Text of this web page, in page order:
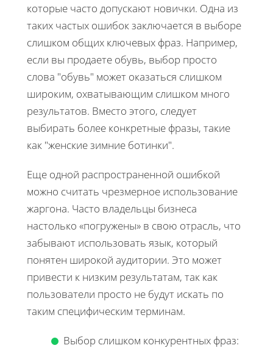
которые часто допускают новички. Одна из
таких частых ошибок заключается в выборе
слишком общих ключевых фраз. Например,
если вы продаете обувь, выбор просто
слова "обувь" может оказаться слишком
широким, охватывающим слишком много
результатов. Вместо этого, следует
выбирать более конкретные фразы, такие
как "женские зимние ботинки".
Еще одной распространенной ошибкой
можно считать чрезмерное использование
жаргона. Часто владельцы бизнеса
настолько «погружены» в свою отрасль, что
забывают использовать язык, который
понятен широкой аудитории. Это может
привести к низким результатам, так как
пользователи просто не будут искать по
таким специфическим терминам.
Выбор слишком конкурентных фраз: